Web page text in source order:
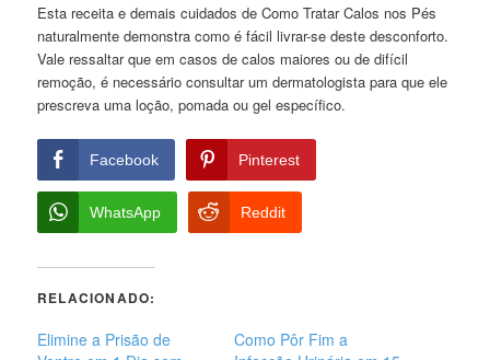
Esta receita e demais cuidados de Como Tratar Calos nos Pés
naturalmente demonstra como é fácil livrar-se deste desconforto.
Vale ressaltar que em casos de calos maiores ou de difícil
remoção, é necessário consultar um dermatologista para que ele
prescreva uma loção, pomada ou gel específico.
Facebook Pinterest
WhatsApp Reddit
RELACIONADO:
Elimine a Prisão de
Como Pôr Fim a